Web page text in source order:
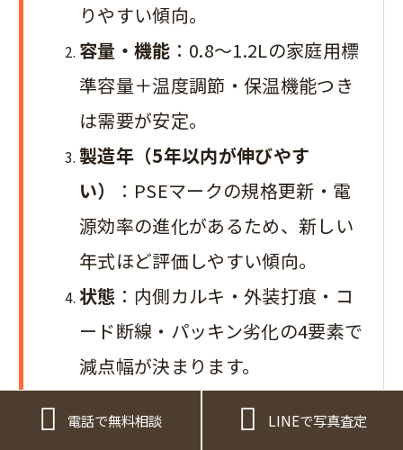
りやすい傾向。
容量・機能 ：0.8〜1.2Lの家庭用標
準容量＋温度調節・保温機能つき
は需要が安定。
製造年（5年以内が伸びやす
い）
：PSEマークの規格更新・電
源効率の進化があるため、新しい
年式ほど評価しやすい傾向。
状態 ：内側カルキ・外装打痕・コ
ード断線・パッキン劣化の4要素で
減点幅が決まります。
リジナルボックス・取説・電源プ
 電話で無料相談  LINEで写真査定